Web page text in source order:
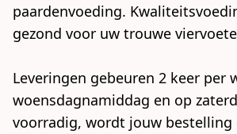
paardenvoeding.
gezond voor uw trouwe
Leveringen gebeuren 2 keer per
woensdagnamiddag en op
voorradig, wordt jouw bestelling